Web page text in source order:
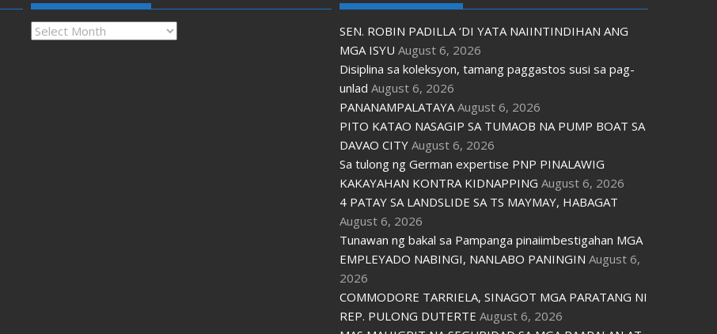
Archives
SEN. ROBIN PADILLA ‘DI YATA NAIINTINDIHAN ANG
MGA ISYU August 6, 2026
Disiplina sa koleksyon, tamang paggastos susi sa pag-
unlad August 6, 2026
PANANAMPALATAYA August 6, 2026
PITO KATAO NASAGIP SA TUMAOB NA PUMP BOAT SA
DAVAO CITY August 6, 2026
Sa tulong ng German expertise PNP PINALAWIG
KAKAYAHAN KONTRA KIDNAPPING August 6, 2026
4 PATAY SA LANDSLIDE SA TS MAYMAY, HABAGAT
August 6, 2026
Tunawan ng bakal sa Pampanga pinaiimbestigahan MGA
EMPLEYADO NABINGI, NANLABO PANINGIN August 6,
2026
COMMODORE TARRIELA, SINAGOT MGA PARATANG NI
REP. PULONG DUTERTE August 6, 2026